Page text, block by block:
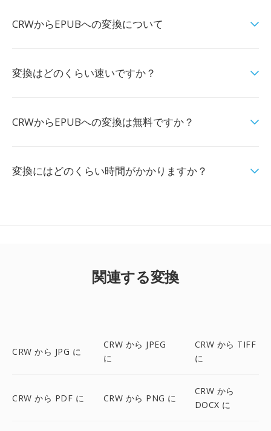
CRWからEPUBへの変換について
変換はどのくらい速いですか？
CRWからEPUBへの変換は無料ですか？
変換にはどのくらい時間がかかりますか？
関連する変換
CRW から JPG に
CRW から JPEG
に
CRW から TIFF
に
CRW から PDF に CRW から PNG に
CRW から
DOCX に